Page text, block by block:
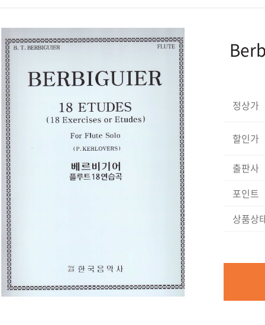
정상가
할인가
출판사
포인트
상품상